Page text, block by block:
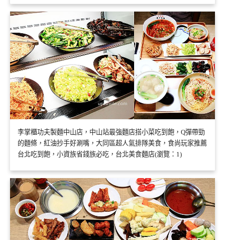
李掌櫃功夫製麵中山店，中山站最強麵店搭小菜吃到飽，Q彈帶勁
的麵條，紅油抄手好涮嘴，大同區超人氣排隊美食，食尚玩家推薦
台北吃到飽，小資族省錢族必吃，台北美食麵店(瀏覽：1)